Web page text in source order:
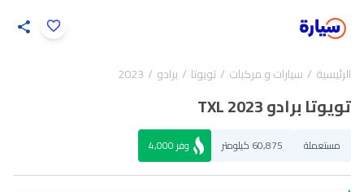
الرئيسية سيارات و مركبات تويوتا برادو 2023
تويوتا برادو TXL 2023
مستعملة 60,875 كيلومتر وفر4,000